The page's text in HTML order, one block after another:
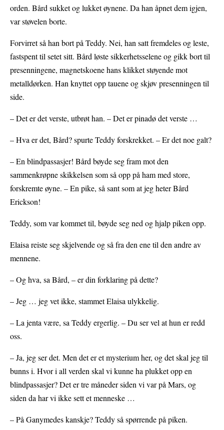
orden. Bård sukket og lukket øynene. Da han åpnet dem igjen,
var støvelen borte.
Forvirret så han bort på Teddy. Nei, han satt fremdeles og leste,
fastspent til setet sitt. Bård løste sikkerhetsselene og gikk bort til
presenningene, magnetskoene hans klikket støyende mot
metalldørken. Han knyttet opp tauene og skjøv presenningen til
side.
– Det er det verste, utbrøt han. – Det er pinadø det verste …
– Hva er det, Bård? spurte Teddy forskrekket. – Er det noe galt?
– En blindpassasjer! Bård bøyde seg fram mot den
sammenkrøpne skikkelsen som så opp på ham med store,
forskremte øyne. – En pike, så sant som at jeg heter Bård
Erickson!
Teddy, som var kommet til, bøyde seg ned og hjalp piken opp.
Elaisa reiste seg skjelvende og så fra den ene til den andre av
mennene.
– Og hva, sa Bård, – er din forklaring på dette?
– Jeg … jeg vet ikke, stammet Elaisa ulykkelig.
– La jenta være, sa Teddy ergerlig. – Du ser vel at hun er redd
oss.
– Ja, jeg ser det. Men det er et mysterium her, og det skal jeg til
bunns i. Hvor i all verden skal vi kunne ha plukket opp en
blindpassasjer? Det er tre måneder siden vi var på Mars, og
siden da har vi ikke sett et menneske …
– På Ganymedes kanskje? Teddy så spørrende på piken.